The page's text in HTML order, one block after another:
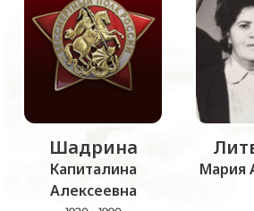
Шадрина
Капиталина
Алексеевна
Мария